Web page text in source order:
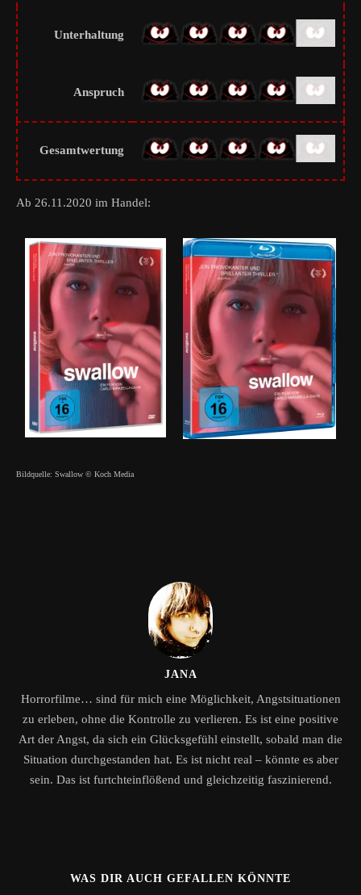
Unterhaltung
Anspruch
Gesamtwertung
Ab 26.11.2020 im Handel:
Bildquelle: Swallow © Koch Media
JANA
Horrorfilme… sind für mich eine Möglichkeit, Angstsituationen
zu erleben, ohne die Kontrolle zu verlieren. Es ist eine positive
Art der Angst, da sich ein Glücksgefühl einstellt, sobald man die
Situation durchgestanden hat. Es ist nicht real – könnte es aber
sein. Das ist furtchteinflößend und gleichzeitig faszinierend.
WAS DIR AUCH GEFALLEN KÖNNTE